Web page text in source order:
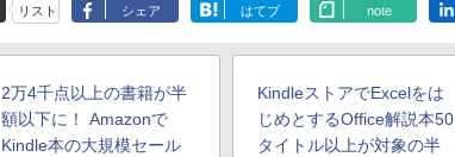
リスト シェア はてブ note
2万4千点以上の書籍が半
額以下に！ Amazonで
Kindle本の大規模セール
KindleストアでExcelをは
じめとするOffice解説本50
タイトル以上が対象の半